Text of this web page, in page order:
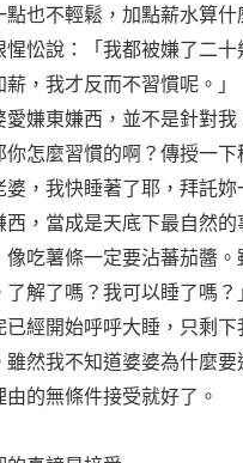
點也不輕鬆，加點薪水算什
惺忪說：「我都被嫌了二
，我才反而不習慣呢。」
愛嫌東嫌西，並不是針對
你怎麼習慣的啊？傳授一
婆，我快睡著了耶，拜託
西，當成是天底下最自然
像吃薯條一定要沾蕃茄醬
了解了嗎？我可以睡了嗎？
已經開始呼呼大睡，只剩
雖然我不知道婆婆為什麼
由的無條件接受就好了。